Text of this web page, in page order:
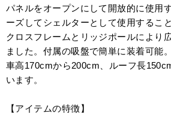
パネルをオープンにして開放的に使用
ーズしてシェルターとして使用するこ
クロスフレームとリッジポールにより
ました。付属の吸盤で簡単に装着可能。
車高170cmから200cm、ルーフ長
います。
【アイテムの特徴】